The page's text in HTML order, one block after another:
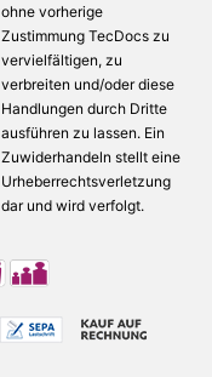
ohne vorherige
Zustimmung TecDocs zu
vervielfältigen, zu
verbreiten und/oder diese
Handlungen durch Dritte
ausführen zu lassen. Ein
Zuwiderhandeln stellt eine
Urheberrechtsverletzung
dar und wird verfolgt.